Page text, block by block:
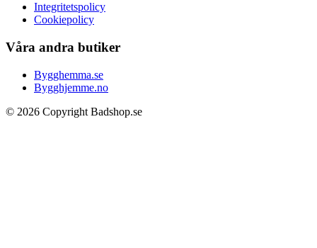
Integritetspolicy
Cookiepolicy
Våra andra butiker
Bygghemma.se
Bygghjemme.no
© 2026 Copyright Badshop.se